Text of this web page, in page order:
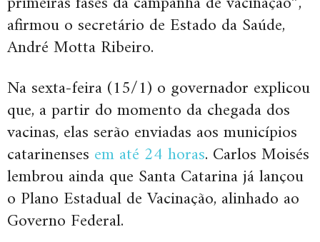
afirmou o secretário de Estado da Saúde,
André Motta Ribeiro.
Na sexta-feira (15/1) o governador explicou
que, a partir do momento da chegada dos
vacinas, elas serão enviadas aos municípios
catarinenses em até 24 horas. Carlos Moisés
lembrou ainda que Santa Catarina já lançou
o Plano Estadual de Vacinação, alinhado ao
Governo Federal.